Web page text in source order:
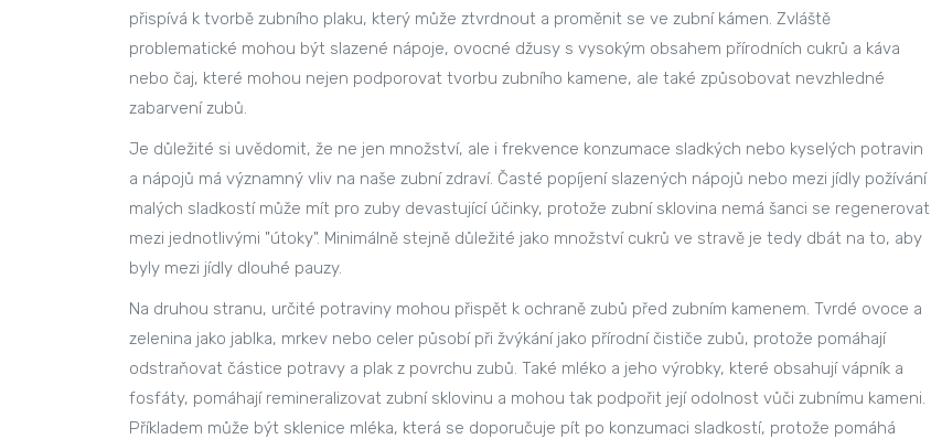
přispívá k tvorbě zubního plaku, který může ztvrdnout a proměnit se ve zubní kámen. Zvláště
problematické mohou být slazené nápoje, ovocné džusy s vysokým obsahem přírodních cukrů a káva
nebo čaj, které mohou nejen podporovat tvorbu zubního kamene, ale také způsobovat nevzhledné
zabarvení zubů.
Je důležité si uvědomit, že ne jen množství, ale i frekvence konzumace sladkých nebo kyselých potravin
a nápojů má významný vliv na naše zubní zdraví. Časté popíjení slazených nápojů nebo mezi jídly požívání
malých sladkostí může mít pro zuby devastující účinky, protože zubní sklovina nemá šanci se regenerovat
mezi jednotlivými "útoky". Minimálně stejně důležité jako množství cukrů ve stravě je tedy dbát na to, aby
byly mezi jídly dlouhé pauzy.
Na druhou stranu, určité potraviny mohou přispět k ochraně zubů před zubním kamenem. Tvrdé ovoce a
zelenina jako jablka, mrkev nebo celer působí při žvýkání jako přírodní čističe zubů, protože pomáhají
odstraňovat částice potravy a plak z povrchu zubů. Také mléko a jeho výrobky, které obsahují vápník a
fosfáty, pomáhají remineralizovat zubní sklovinu a mohou tak podpořit její odolnost vůči zubnímu kameni.
Příkladem může být sklenice mléka, která se doporučuje pít po konzumaci sladkostí, protože pomáhá